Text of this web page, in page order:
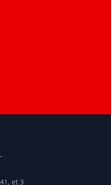
et 3